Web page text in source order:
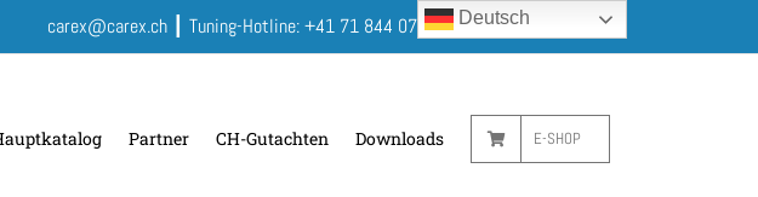
carex@carex.ch ┃ Tuning-Hotline:+41 71 844 07 00┃Kontakt┃ ┃
Partner CH-Gutachten Downloads E-SHOP
Deutsch